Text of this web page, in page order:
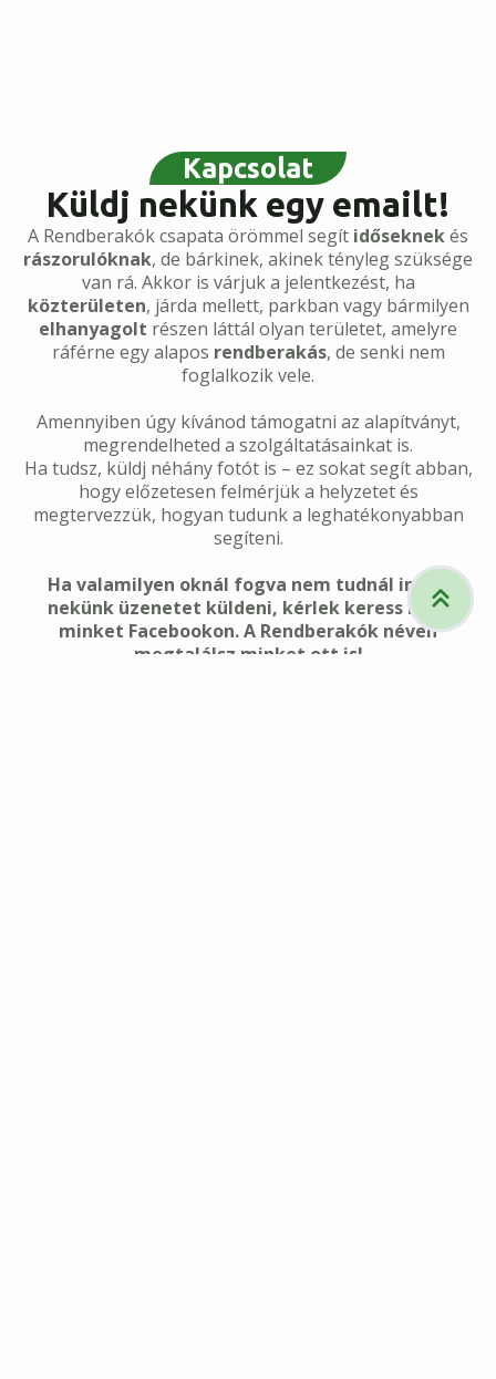
Kapcsolat
Küldj nekünk egy emailt!
A Rendberakók csapata örömmel segít időseknekés
rászorulóknak, de bárkinek, akinek tényleg szüksége
van rá. Akkor is várjuk a jelentkezést, ha
közterületen, járda mellett, parkban vagy bármilyen
elhanyagolt részen láttál olyan területet, amelyre
ráférne egy alapos rendberakás, de senki nem
foglalkozik vele.
Amennyiben úgy kívánod támogatni az alapítványt,
megrendelheted a szolgáltatásainkat is.
Ha tudsz, küldj néhány fotót is – ez sokat segít abban,
hogy előzetesen felmérjük a helyzetet és
megtervezzük, hogyan tudunk a leghatékonyabban
segíteni.
Ha valamilyen oknál fogva nem tudnál innen
nekünk üzenetet küldeni, kérlek keress meg
minket Facebookon. A Rendberakók néven
megtalálsz minket ott is!